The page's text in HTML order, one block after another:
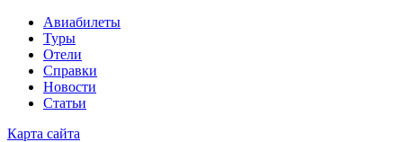
Авиабилеты
Туры
Отели
Справки
Новости
Статьи
Карта сайта